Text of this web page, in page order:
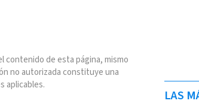
contenido de esta página, mismo
no autorizada constituye una
aplicables.
LAS